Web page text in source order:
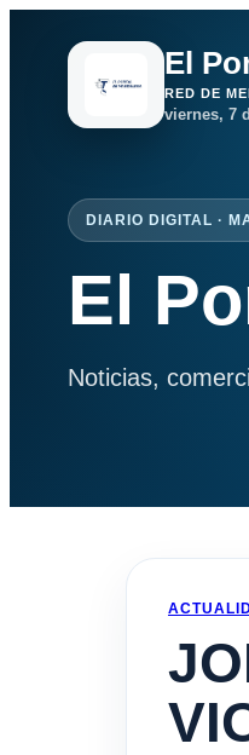
El
RED DE
viernes, 7
DIARIO DIGITAL ·
El
Noticias,